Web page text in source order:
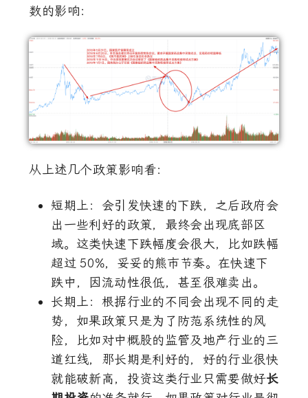
数的影响：
从上述几个政策影响看：
短期上：会引发快速的下跌，之后政府会
出一些利好的政策，最终会出现底部区
域。这类快速下跌幅度会很大，比如跌幅
超过 50%，妥妥的熊市节奏。在快速下
跌中，因流动性很低，甚至很难卖出。
长期上：根据行业的不同会出现不同的走
势，如果政策只是为了防范系统性的风
险，比如对中概股的监管及地产行业的三
道红线，那长期是利好的，好的行业很快
就能破新高，投资这类行业只需要做好长